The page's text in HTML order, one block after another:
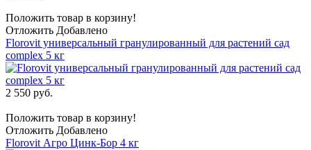
Положить товар в корзину!
Отложить Добавлено
Florovit универсальный гранулированный для растений сад
complex 5 кг
2 550 руб.
Положить товар в корзину!
Отложить Добавлено
Florovit Агро Цинк-Бор 4 кг